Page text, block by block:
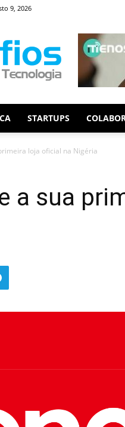
9, 2026
STARTUPS
loja oficial na Nigéria
a sua